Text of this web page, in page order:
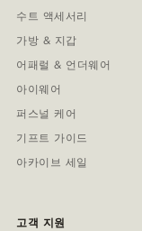
수트 액세서리
가방 & 지갑
어패럴 & 언더웨어
아이웨어
퍼스널 케어
기프트 가이드
아카이브 세일
고객 지원